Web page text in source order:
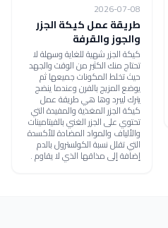
2026-07-08
طريقة عمل كيكة الجزر
والجوز والقرفة
كيكة الجزر شهية للغاية وسهلة لا
تحتاج منك الكثير من الوقت والجهد
حيث تخلط المكونات جميعها ثم
يوضع المزيج بالفرن وعندما ينضج
يترك ليبرد وها هي طريقة عمل
كيكة الجزر المغذية والمفيدة التي
تحتوي على الجزر الغني بالفيتامينات
والألياف والمواد المضادة للأكسدة
التي تقلل نسبة الكولسترول بالدم
إضافة إلى مذاقها الذي لا يقاوم .